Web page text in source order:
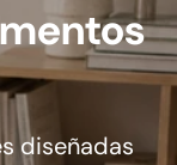
diseñadas